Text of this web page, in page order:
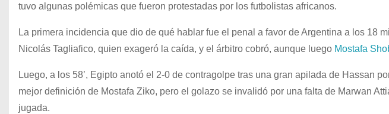
tuvo algunas polémicas que fueron protestadas por los futbolistas africanos.
La primera incidencia que dio de qué hablar fue el penal a favor de Argentina a los 18
Nicolás Tagliafico, quien exageró la caída, y el árbitro cobró, aunque luego Mostafa
Luego, a los 58’, Egipto anotó el 2-0 de contragolpe tras una gran apilada de Hassan
mejor definición de Mostafa Ziko, pero el golazo se invalidó por una falta de Marwan
jugada.